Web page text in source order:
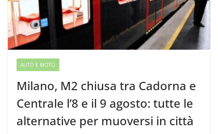
AUTO E MOTO
Milano, M2 chiusa tra Cadorna e
Centrale l’8 e il 9 agosto: tutte le
alternative per muoversi in città